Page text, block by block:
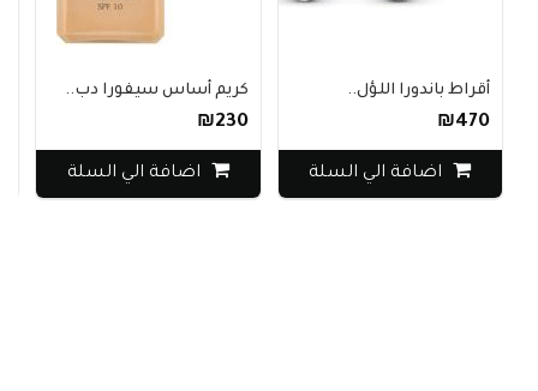
أقراط باندورا اللؤل..
₪470
اضافة الي السلة
كريم أساس سيفورا دب..
₪230
اضافة الي السلة